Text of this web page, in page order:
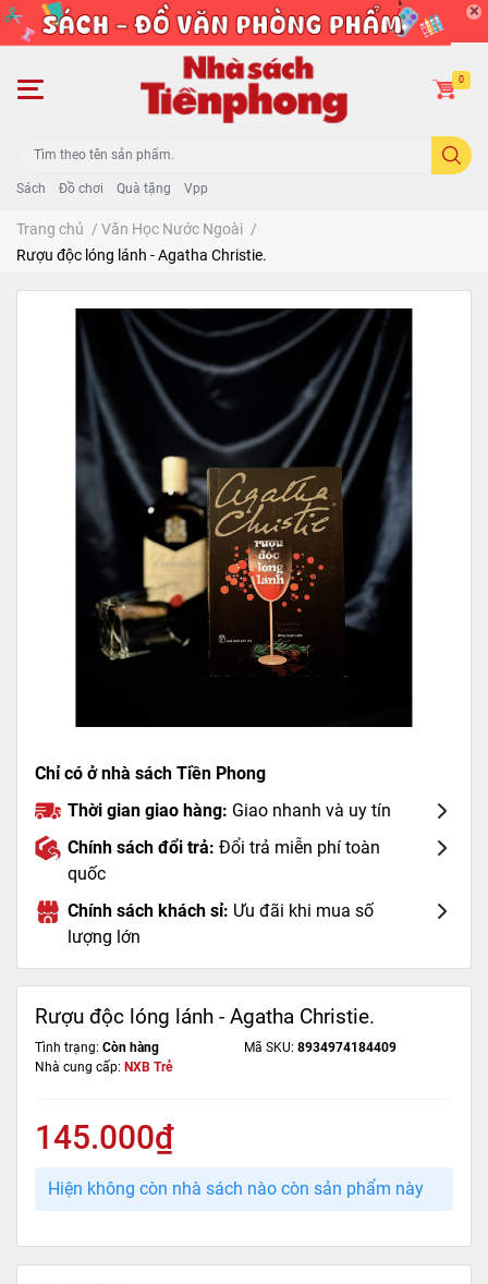
Sách Đồ chơi Quà tặng Vpp
0
Trang chủ / Văn Học Nước Ngoài /
Rượu độc lóng lánh - Agatha Christie.
Chỉ có ở nhà sách Tiền Phong
Thời gian giao hàng: Giao nhanh và uy tín
Chính sách đổi trả: Đổi trả miễn phí toàn
quốc
Chính sách khách sỉ: Ưu đãi khi mua số
lượng lớn
Rượu độc lóng lánh - Agatha Christie.
Tình trạng: Còn hàng Mã SKU: 8934974184409
Nhà cung cấp: NXB Trẻ
145.000₫
Hiện không còn nhà sách nào còn sản phẩm này